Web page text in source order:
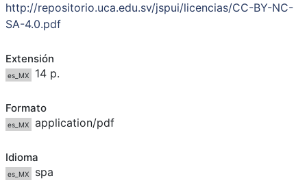
http://repositorio.uca.edu.sv/jspui/licencias/CC-BY-NC-
SA-4.0.pdf
Extensión
es_MX 14 p.
Formato
es_MX application/pdf
Idioma
es_MX spa